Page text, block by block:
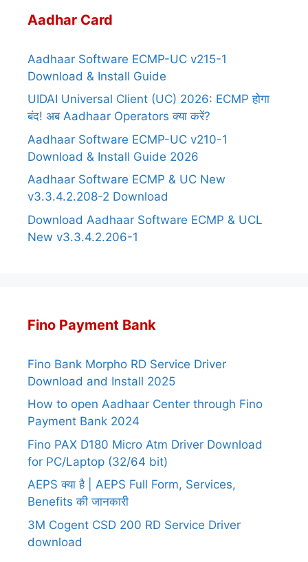
Aadhar Card
Aadhaar Software ECMP-UC v215-1
Download & Install Guide
UIDAI Universal Client (UC) 2026: ECMP होगा
बंद! अब Aadhaar Operators क्या करें?
Aadhaar Software ECMP-UC v210-1
Download & Install Guide 2026
Aadhaar Software ECMP & UC New
v3.3.4.2.208-2 Download
Download Aadhaar Software ECMP & UCL
New v3.3.4.2.206-1
Fino Payment Bank
Fino Bank Morpho RD Service Driver
Download and Install 2025
How to open Aadhaar Center through Fino
Payment Bank 2024
Fino PAX D180 Micro Atm Driver Download
for PC/Laptop (32/64 bit)
AEPS क्या है | AEPS Full Form, Services,
Benefits की जानकारी
3M Cogent CSD 200 RD Service Driver
download